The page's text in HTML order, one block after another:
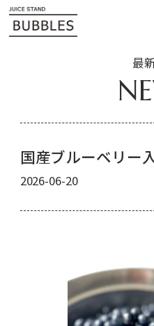
最
国産ブルーベリー
2026-06-20